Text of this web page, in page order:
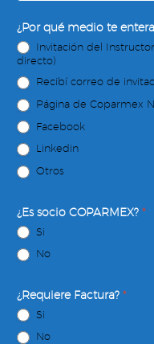
¿Por qué medio te
Invitación del
directo)
Recibí correo de
Página de Coparmex N.
Facebook
Linkedin
Otros
¿Es socio COPARMEX? *
Si
No
¿Requiere Factura? *
Si
No